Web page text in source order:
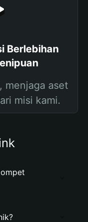
Berlebihan
menjaga aset
misi kami.